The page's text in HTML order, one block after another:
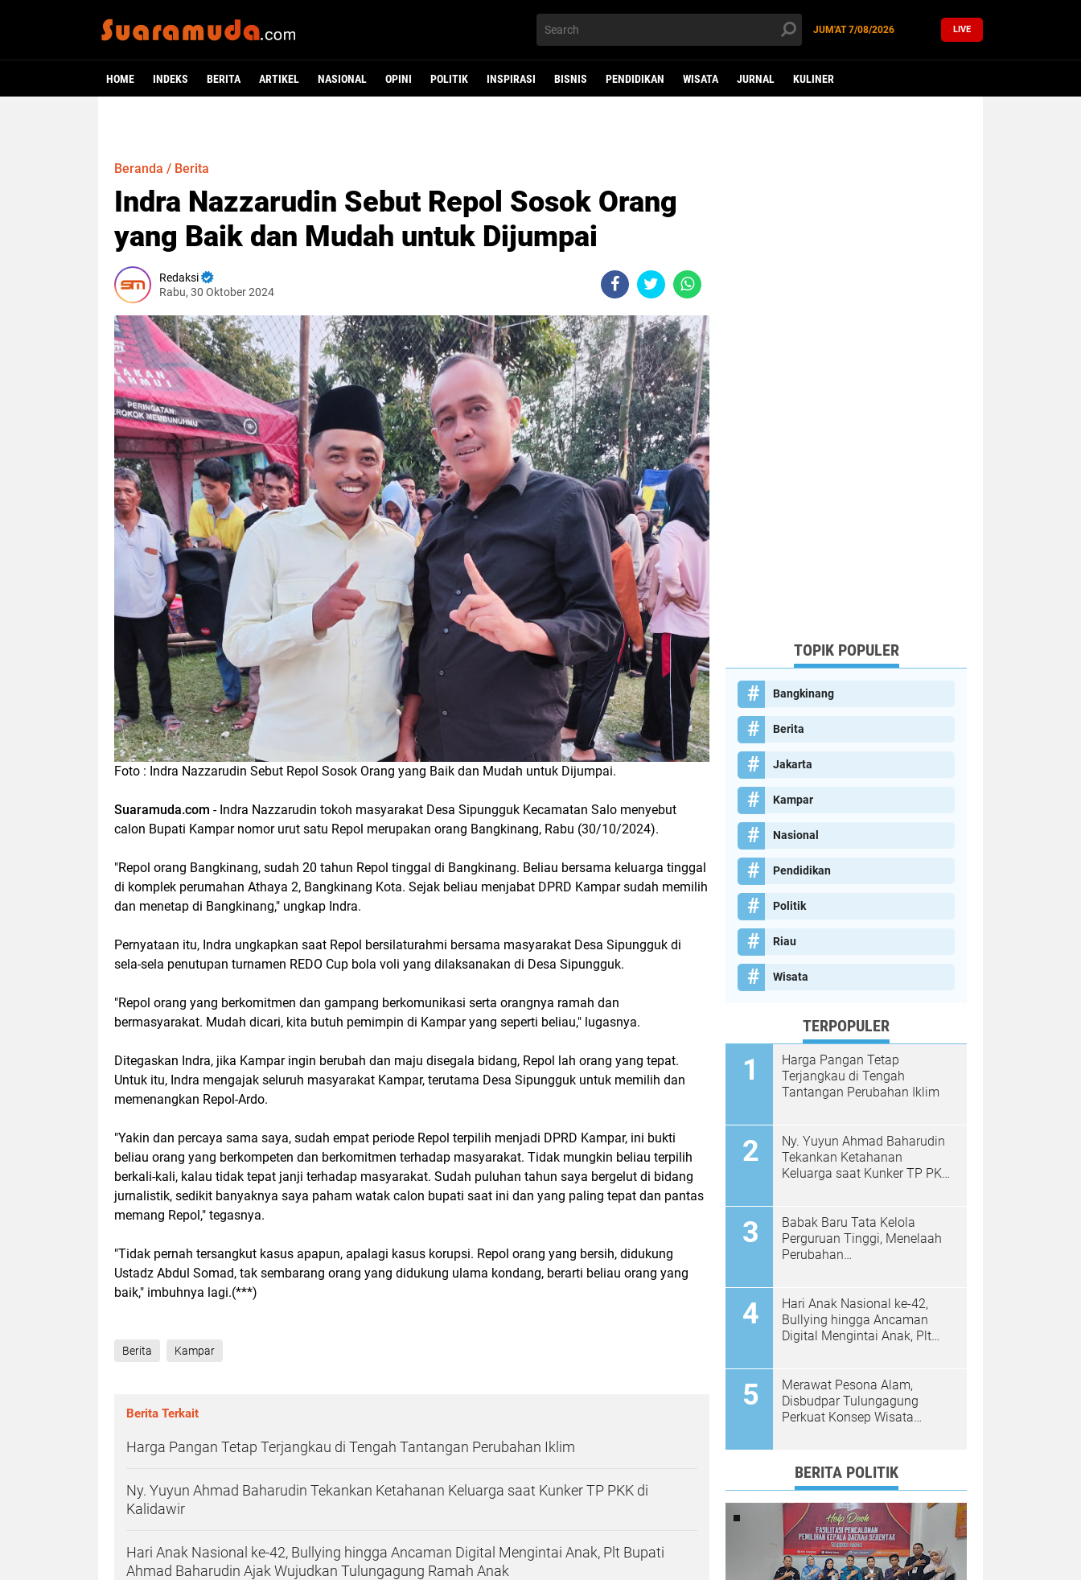
JUM'AT7/08/2026 LIVE
HOME INDEKS BERITA ARTIKEL NASIONAL OPINI POLITIK INSPIRASI BISNIS PENDIDIKAN WISATA JURNAL KULINER
Beranda / Berita
Indra Nazzarudin Sebut Repol Sosok Orang
yang Baik dan Mudah untuk Dijumpai
Redaksi
Rabu, 30 Oktober 2024
Foto : Indra Nazzarudin Sebut Repol Sosok Orang yang Baik dan Mudah untuk Dijumpai.
Suaramuda.com - Indra Nazzarudin tokoh masyarakat Desa Sipungguk Kecamatan Salo menyebut
calon Bupati Kampar nomor urut satu Repol merupakan orang Bangkinang, Rabu (30/10/2024).
"Repol orang Bangkinang, sudah 20 tahun Repol tinggal di Bangkinang. Beliau bersama keluarga tinggal
di komplek perumahan Athaya 2, Bangkinang Kota. Sejak beliau menjabat DPRD Kampar sudah memilih
dan menetap di Bangkinang," ungkap Indra.
Pernyataan itu, Indra ungkapkan saat Repol bersilaturahmi bersama masyarakat Desa Sipungguk di
sela-sela penutupan turnamen REDO Cup bola voli yang dilaksanakan di Desa Sipungguk.
"Repol orang yang berkomitmen dan gampang berkomunikasi serta orangnya ramah dan
bermasyarakat. Mudah dicari, kita butuh pemimpin di Kampar yang seperti beliau," lugasnya.
Ditegaskan Indra, jika Kampar ingin berubah dan maju disegala bidang, Repol lah orang yang tepat.
Untuk itu, Indra mengajak seluruh masyarakat Kampar, terutama Desa Sipungguk untuk memilih dan
memenangkan Repol-Ardo.
"Yakin dan percaya sama saya, sudah empat periode Repol terpilih menjadi DPRD Kampar, ini bukti
beliau orang yang berkompeten dan berkomitmen terhadap masyarakat. Tidak mungkin beliau terpilih
berkali-kali, kalau tidak tepat janji terhadap masyarakat. Sudah puluhan tahun saya bergelut di bidang
jurnalistik, sedikit banyaknya saya paham watak calon bupati saat ini dan yang paling tepat dan pantas
memang Repol," tegasnya.
"Tidak pernah tersangkut kasus apapun, apalagi kasus korupsi. Repol orang yang bersih, didukung
Ustadz Abdul Somad, tak sembarang orang yang didukung ulama kondang, berarti beliau orang yang
baik," imbuhnya lagi.(***)
Berita Kampar
Berita Terkait
Harga Pangan Tetap Terjangkau di Tengah Tantangan Perubahan Iklim
Ny. Yuyun Ahmad Baharudin Tekankan Ketahanan Keluarga saat Kunker TP PKK di
Kalidawir
Hari Anak Nasional ke-42, Bullying hingga Ancaman Digital Mengintai Anak, Plt Bupati
Ahmad Baharudin Ajak Wujudkan Tulungagung Ramah Anak
TOPIK POPULER
Bangkinang
Berita
Jakarta
Kampar
Nasional
Pendidikan
Politik
Riau
Wisata
TERPOPULER
Harga Pangan Tetap
Terjangkau di Tengah
Tantangan Perubahan Iklim
Ny. Yuyun Ahmad Baharudin
Tekankan Ketahanan
Keluarga saat Kunker TP PKK
Babak Baru Tata Kelola
Perguruan Tinggi, Menelaah
Perubahan
Hari Anak Nasional ke-42,
Bullying hingga Ancaman
Digital Mengintai Anak, Plt
Ramah Anak
Merawat Pesona Alam,
Disbudpar Tulungagung
Perkuat Konsep Wisata
BERITA POLITIK